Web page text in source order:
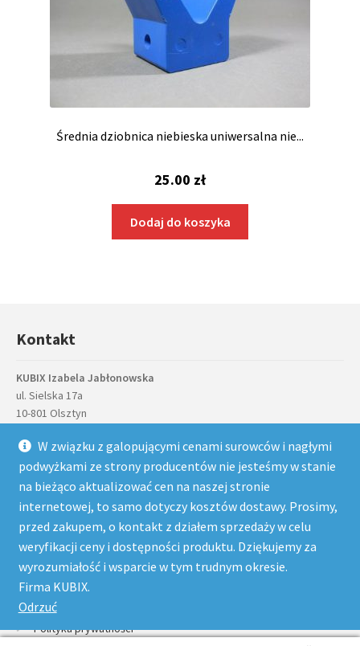
W związku z galopującymi cenami surowców i nagłymi
podwyżkami ze strony producentów nie jesteśmy w stanie
na bieżąco aktualizować cen na naszej stronie
internetowej, to samo dotyczy kosztów dostawy. Prosimy,
przed zakupem, o kontakt z działem sprzedaży w celu
weryfikacji ceny i dostępności produktu. Dziękujemy za
wyrozumiałość i wsparcie w tym trudnym okresie.
Firma KUBIX.
Odrzuć
Średnia dziobnica niebieska uniwersalna nie...
25.00 zł
Dodaj do koszyka
Kontakt
KUBIX Izabela Jabłonowska
ul. Sielska 17a
10-801 Olsztyn
telefon: 884 884 757, 89 527 81 43
email: sklep@kubix.pl
Menu
Moje konto
Nasze konta bankowe
Regulamin
Polityka prywatności